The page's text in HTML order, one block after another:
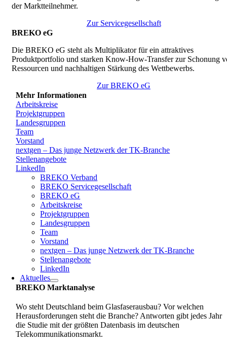
der Marktteilnehmer.
Zur Servicegesellschaft
BREKO eG
Die BREKO eG steht als Multiplikator für ein attraktives
Produktportfolio und starken Know-How-Transfer zur Schonung
Ressourcen und nachhaltigen Stärkung des Wettbewerbs.
Zur BREKO eG
Mehr Informationen
Arbeitskreise
Projektgruppen
Landesgruppen
Team
Vorstand
nextgen – Das junge Netzwerk der TK-Branche
Stellenangebote
LinkedIn
BREKO Verband
BREKO Servicegesellschaft
BREKO eG
Arbeitskreise
Projektgruppen
Landesgruppen
Team
Vorstand
nextgen – Das junge Netzwerk der TK-Branche
Stellenangebote
LinkedIn
Aktuelles
BREKO Marktanalyse
Wo steht Deutschland beim Glasfaserausbau? Vor welchen
Herausforderungen steht die Branche? Antworten gibt jedes Jahr
die Studie mit der größten Datenbasis im deutschen
Telekommunikationsmarkt.